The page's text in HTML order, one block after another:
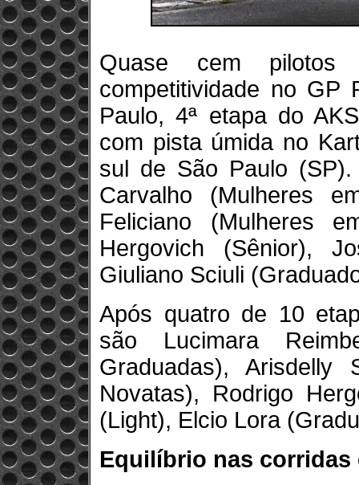
Quase cem pilotos
competitividade no GP
Paulo, 4ª etapa do
com pista úmida no
sul de São Paulo
Carvalho (Mulheres
Feliciano (Mulheres
Hergovich (Sênior),
Giuliano Sciuli
Após quatro de 10
são Lucimara
Graduadas),
Novatas), Rodrigo
(Light), Elcio Lora
Equilíbrio nas corridas